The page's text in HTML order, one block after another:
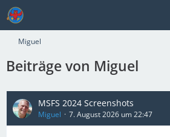
Miguel
Beiträge von Miguel
MSFS 2024 Screenshots
Miguel 7. August 2026 um 22:47